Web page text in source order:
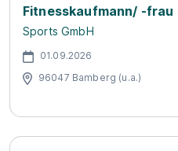
Fitnesskaufmann/ -frau
Sports GmbH
01.09.2026
96047 Bamberg (u.a.)